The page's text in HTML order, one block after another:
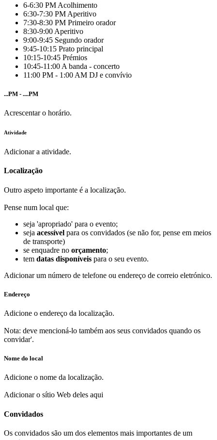
6-6:30 PM Acolhimento
6:30-7:30 PM Aperitivo
7:30-8:30 PM Primeiro orador
8:30-9:00 Aperitivo
9:00-9:45 Segundo orador
9:45-10:15 Prato principal
10:15-10:45 Prémios
10:45-11:00 A banda - concerto
11:00 PM - 1:00 AM DJ e convívio
...PM - ....PM
Acrescentar o horário.
Atividade
Adicionar a atividade.
Localização
Outro aspeto importante é a localização.
Pense num local que:
seja 'apropriado' para o evento;
seja acessível para os convidados (se não for, pense em meios
de transporte)
se enquadre no orçamento;
tem datas disponíveis para o seu evento.
Adicionar um número de telefone ou endereço de correio eletrónico.
Endereço
Adicione o endereço da localização.
Nota: deve mencioná-lo também aos seus convidados quando os
convidar'.
Nome do local
Adicione o nome da localização.
Adicionar o sítio Web deles aqui
Convidados
Os convidados são um dos elementos mais importantes de um